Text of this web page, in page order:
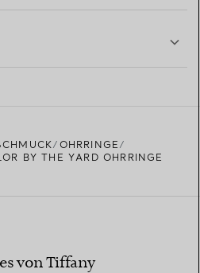
OHRRINGE
BY THE YARD OHRRINGE
von Tiffany